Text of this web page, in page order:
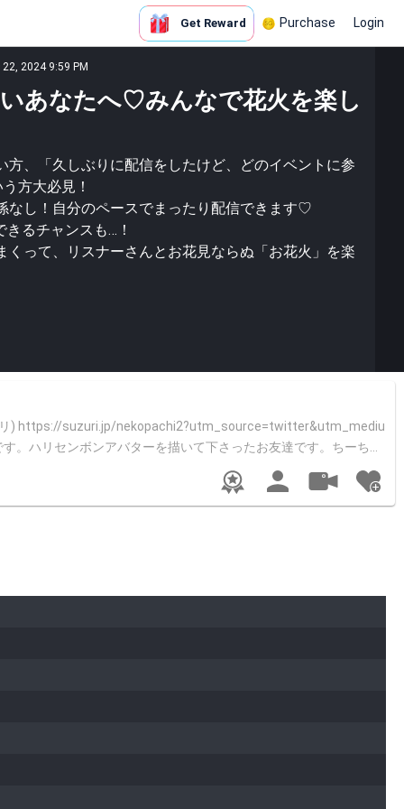
Get Reward Purchase Login
22, 2024 9:59 PM
あなたへ♡みんなで花火を楽し
方、「久しぶりに配信をしたけど、どのイベントに参
方大必見！
なし！自分のペースでまったり配信できます♡
るチャンスも…！
くって、リスナーさんとお花見ならぬ「お花火」を楽
🐥🍒 https://www.showroom-live.com/room/profile?room_id=4
がとうございます🥹 ❁⃘過去でのクイズ配信 姫
い
り、生命を絶とうと決心したこともありました。ですが高校生の
のは、みんなとの出会いの中で、大切なことに気づかせてくれた
ってくれて、ありがとう♡心から感謝です。 沢山の辛い思い、悲
下さる皆様にコメントで感謝の気持ちを伝えるのではなく、声に
優しくして頂き、支えて下さって感謝してもしきれない程の愛を